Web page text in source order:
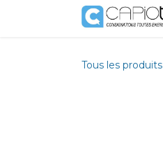
Se rendre au contenu
Tous les produits